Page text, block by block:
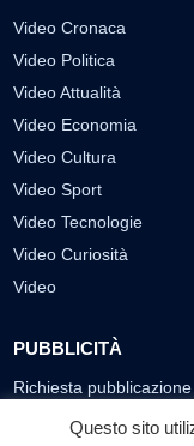
Video Cronaca
Video Politica
Video Attualità
Video Economia
Video Cultura
Video Sport
Video Tecnologie
Video Curiosità
Video
PUBBLICITÀ
Richiesta
SEGUICI SUI SOCIAL
Questo sito